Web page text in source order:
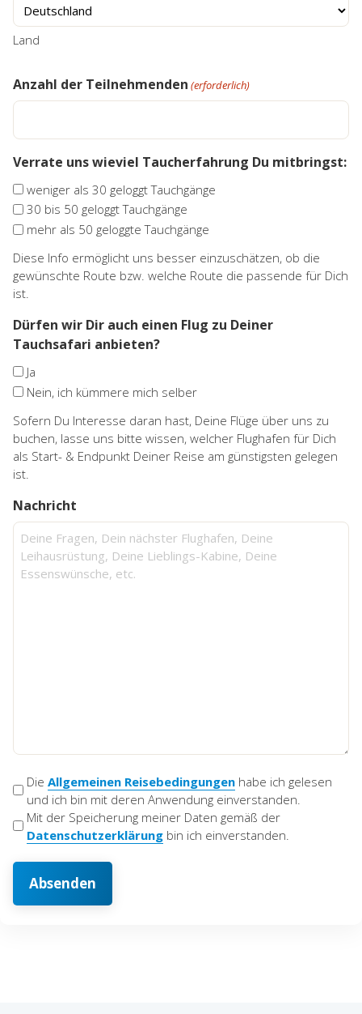
Land
Anzahl der Teilnehmenden (erforderlich)
Verrate uns wieviel Taucherfahrung Du mitbringst:
weniger als 30 geloggt Tauchgänge
30 bis 50 geloggt Tauchgänge
mehr als 50 geloggte Tauchgänge
Diese Info ermöglicht uns besser einzuschätzen, ob die
gewünschte Route bzw. welche Route die passende für Dich
ist.
Dürfen wir Dir auch einen Flug zu Deiner
Tauchsafari anbieten?
Ja
Nein, ich kümmere mich selber
Sofern Du Interesse daran hast, Deine Flüge über uns zu
buchen, lasse uns bitte wissen, welcher Flughafen für Dich
als Start- & Endpunkt Deiner Reise am günstigsten gelegen
ist.
Nachricht
AGB
&
Datenschutz
(erforderlich)
Die Allgemeinen Reisebedingungen habe ich gelesen
und ich bin mit deren Anwendung einverstanden.
Mit der Speicherung meiner Daten gemäß der
Datenschutzerklärung bin ich einverstanden.